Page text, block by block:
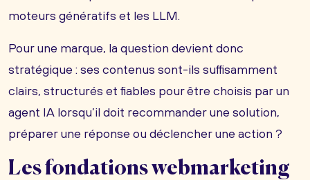
moteurs génératifs et les LLM.
Pour une marque, la question devient donc
stratégique : ses contenus sont-ils suffisamment
clairs, structurés et fiables pour être choisis par un
agent IA lorsqu’il doit recommander une solution,
préparer une réponse ou déclencher une action ?
Les fondations webmarketing